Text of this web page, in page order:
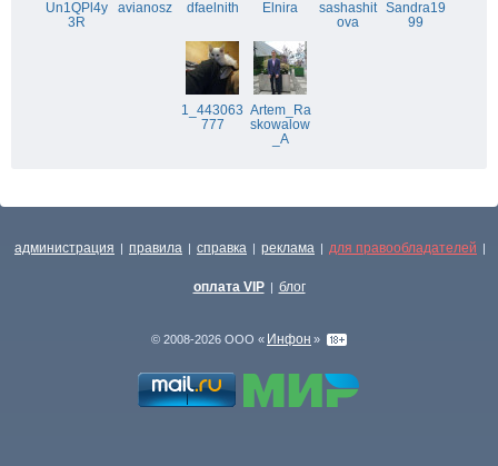
Un1QPl4y
3R
avianosz dfaelnith Elnira
sashashit
ova
Sandra19
99
1_443063
777
Artem_Ra
skowalow
_A
администрация | правила | справка | реклама | для правообладателей |
оплата VIP | блог
© 2008-2026 ООО « Инфон »